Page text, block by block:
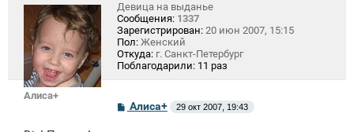
Алиса+
Девица на выданье
Сообщения: 1337
Зарегистрирован: 20 июн 2007, 15:15
Пол: Женский
Откуда: г. Санкт-Петербург
Поблагодарили: 11 раз
С
Алиса+ 29 окт 2007, 19:43